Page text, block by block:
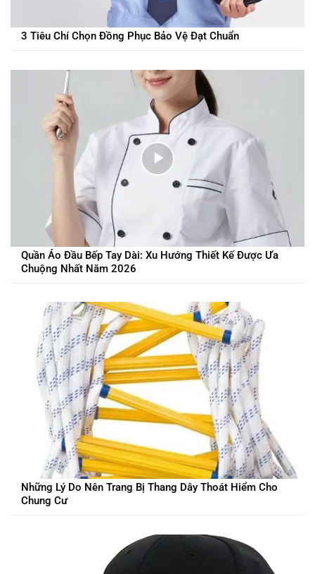
3 Tiêu Chí Chọn Đồng Phục Bảo Vệ Đạt Chuẩn
Quần Áo Đầu Bếp Tay Dài: Xu Hướng Thiết Kế Được Ưa
Chuộng Nhất Năm 2026
Những Lý Do Nên Trang Bị Thang Dây Thoát Hiểm Cho
Chung Cư